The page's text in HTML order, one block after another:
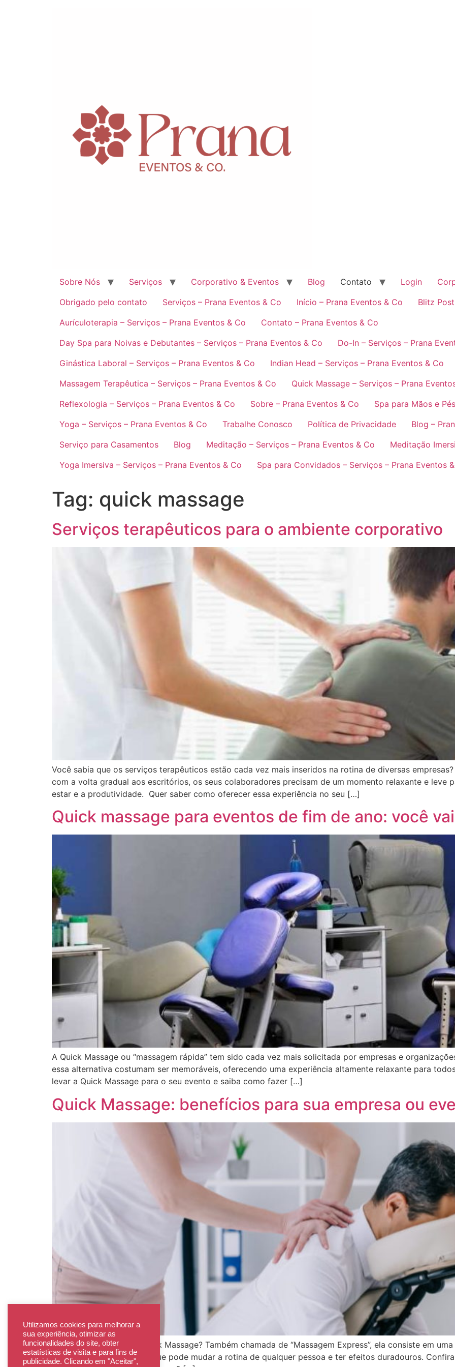
Sobre Nós Serviços Corporativo & Eventos Blog Contato Login
Obrigado pelo contato
Serviços – Prana Eventos & Co Início – Prana Eventos & Co
Blitz
Aurículoterapia – Serviços – Prana Eventos & Co
Contato – Prana Eventos & Co
Day Spa para Noivas e Debutantes – Serviços – Prana Eventos & Co
Do-In – Serviços – Prana
Ginástica Laboral – Serviços – Prana Eventos & Co
Indian Head – Serviços – Prana Eventos & Co
Massagem Terapêutica – Serviços – Prana Eventos & Co
Quick Massage – Serviços – Prana
Reflexologia – Serviços – Prana Eventos & Co
Sobre – Prana Eventos & Co
Spa para Mãos e
Yoga – Serviços – Prana Eventos & Co
Trabalhe Conosco Política de Privacidade
Blog –
Serviço para Casamentos
Blog Meditação – Serviços – Prana Eventos & Co
Meditação
Yoga Imersiva – Serviços – Prana Eventos & Co
Spa para Convidados – Serviços – Prana Eventos
Tag: quick massage
Serviços terapêuticos para o ambiente corporativo
Você sabia que os serviços terapêuticos estão cada vez mais inseridos na rotina de diversas
com a volta gradual aos escritórios, os seus colaboradores precisam de um momento relaxante e leve
estar e a produtividade. Quer saber como oferecer essa experiência no seu […]
Quick massage para eventos de fim de ano: você
A Quick Massage ou “massagem rápida” tem sido cada vez mais solicitada por empresas e
essa alternativa costumam ser memoráveis, oferecendo uma experiência altamente relaxante para
levar a Quick Massage para o seu evento e saiba como fazer […]
Quick Massage: benefícios para sua empresa ou
Você já ouviu falar em Quick Massage? Também chamada de “Massagem Express”, ela consiste em
torno de 15 minutos, mas que pode mudar a rotina de qualquer pessoa e ter efeitos duradouros.
Utilizamos cookies para melhorar a
sua experiência, otimizar as
funcionalidades do site, obter
estatísticas de visita e para fins de
publicidade. Clicando em "Aceitar",